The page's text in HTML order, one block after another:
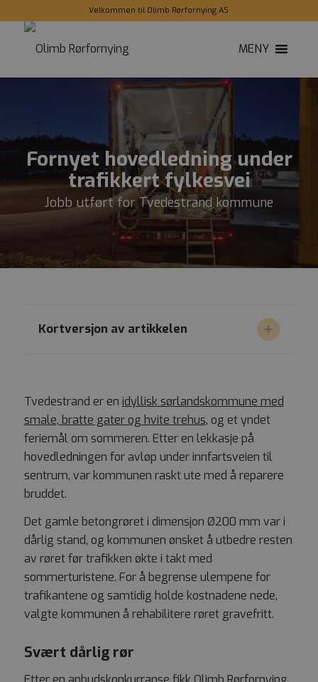
Velkommen til Olimb Rørfornying AS
MENY
Fornyet hovedledning under
trafikkert fylkesvei
Jobb utført for Tvedestrand kommune
Kortversjon av artikkelen
Tvedestrand er en idyllisk sørlandskommune med
smale, bratte gater og hvite trehus, og et yndet
feriemål om sommeren. Etter en lekkasje på
hovedledningen for avløp under innfartsveien til
sentrum, var kommunen raskt ute med å reparere
bruddet.
Det gamle betongrøret i dimensjon Ø200 mm var i
dårlig stand, og kommunen ønsket å utbedre resten
av røret før trafikken økte i takt med
sommerturistene. For å begrense ulempene for
trafikantene og samtidig holde kostnadene nede,
valgte kommunen å rehabilitere røret gravefritt.
Svært dårlig rør